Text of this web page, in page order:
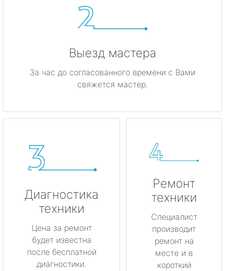
Выезд мастера
За час до согласованного времени с Вами
свяжется мастер.
Диагностика
техники
Цена за ремонт
будет известна
после бесплатной
диагностики.
Ремонт
техники
Специалист
производит
ремонт на
месте и в
короткий